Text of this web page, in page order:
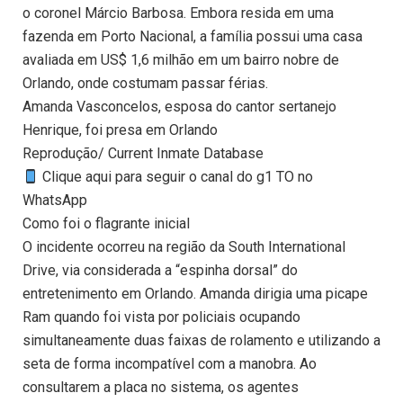
o coronel Márcio Barbosa. Embora resida em uma
fazenda em Porto Nacional, a família possui uma casa
avaliada em US$ 1,6 milhão em um bairro nobre de
Orlando, onde costumam passar férias.
Amanda Vasconcelos, esposa do cantor sertanejo
Henrique, foi presa em Orlando
Reprodução/ Current Inmate Database
Clique aqui para seguir o canal do g1 TO no
WhatsApp
Como foi o flagrante inicial
O incidente ocorreu na região da South International
Drive, via considerada a “espinha dorsal” do
entretenimento em Orlando. Amanda dirigia uma picape
Ram quando foi vista por policiais ocupando
simultaneamente duas faixas de rolamento e utilizando a
seta de forma incompatível com a manobra. Ao
consultarem a placa no sistema, os agentes